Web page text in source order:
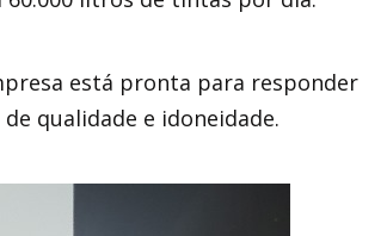
está pronta para responder
qualidade e idoneidade.